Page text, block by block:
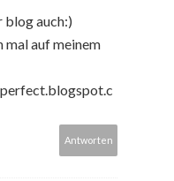
blog auch:)
mal auf meinem
Antworten